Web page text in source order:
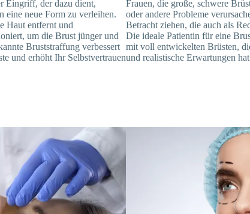
Eingriff, der dazu dient,
eine neue Form zu verleihen.
Haut entfernt und
um die Brust jünger und
Bruststraffung verbessert
und erhöht Ihr Selbstvertrauen
Frauen, die große, schwere
oder andere Probleme
Betracht ziehen, die auch als
Die ideale Patientin für eine
mit voll entwickelten Brüsten,
und realistische Erwartungen